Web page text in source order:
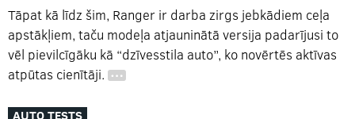
Tāpat kā līdz šim, Ranger ir darba zirgs jebkādiem ceļa
apstākļiem, taču modeļa atjauninātā versija padarījusi to
vēl pievilcīgāku kā “dzīvesstila auto”, ko novērtēs aktīvas
atpūtas cienītāji. …
AUTO TESTS